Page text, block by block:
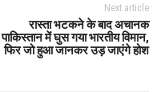
Next article
रास्ता भटकने के बाद अचानक
पाकिस्तान में घुस गया भारतीय विमान,
फिर जो हुआ जानकर उड़ जाएंगे होश